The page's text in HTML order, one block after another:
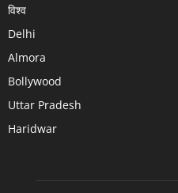
विश्व
Delhi
Almora
Bollywood
Uttar Pradesh
Haridwar